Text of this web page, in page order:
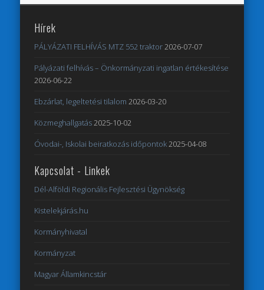
Hírek
PÁLYÁZATI FELHÍVÁS MTZ 552 traktor2026-07-07
Pályázati felhívás – Önkormányzati ingatlan értékesítése
2026-06-22
Ebzárlat, legeltetési tilalom 2026-03-20
Közmeghallgatás2025-10-02
Óvodai-, Iskolai beiratkozás időpontok2025-04-08
Kapcsolat - Linkek
Dél-Alföldi Regionális Fejlesztési Ügynökség
Kistelekjárás.hu
Kormányhivatal
Kormányzat
Magyar Államkincstár